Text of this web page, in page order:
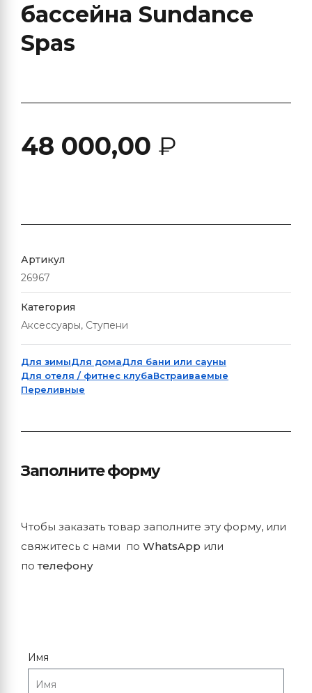
бассейна Sundance
Spas
48 000,00 ₽
Артикул
26967
Категория
Аксессуары, Ступени
Для зимыДля домаДля бани или сауны
Для отеля / фитнес клубаВстраиваемые
Переливные
Заполните форму
Чтобы заказать товар заполните эту форму, или
свяжитесь с нами по WhatsApp или
потелефону
Имя